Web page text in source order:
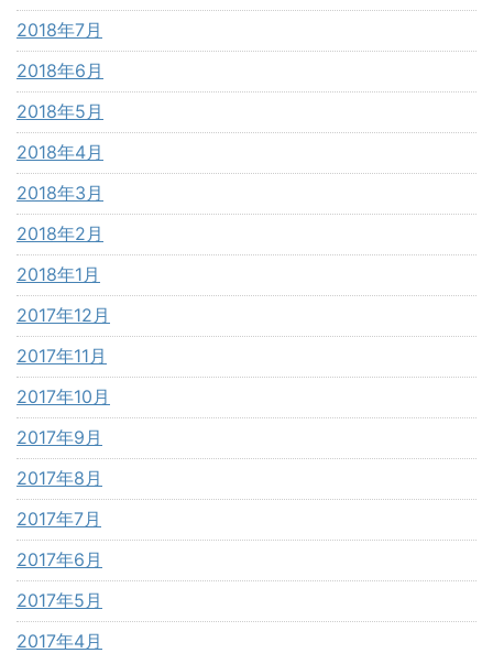
2018年7月
2018年6月
2018年5月
2018年4月
2018年3月
2018年2月
2018年1月
2017年12月
2017年11月
2017年10月
2017年9月
2017年8月
2017年7月
2017年6月
2017年5月
2017年4月